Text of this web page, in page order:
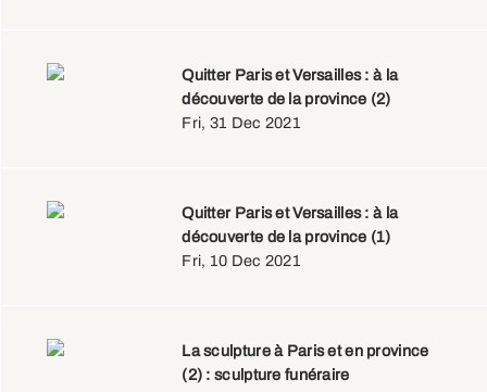
Quitter Paris et Versailles : à la
découverte de la province (2)
Fri, 31 Dec 2021
Quitter Paris et Versailles : à la
découverte de la province (1)
Fri, 10 Dec 2021
La sculpture à Paris et en province
(2) : sculpture funéraire